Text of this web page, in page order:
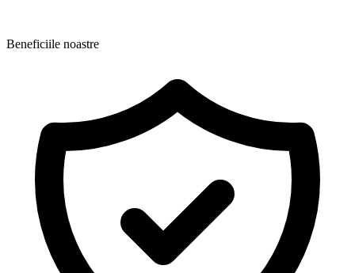
Beneficiile noastre